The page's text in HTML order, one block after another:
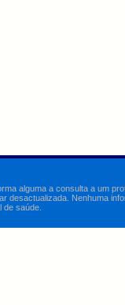
alguma a consulta a um
desactualizada. Nenhuma
saúde.